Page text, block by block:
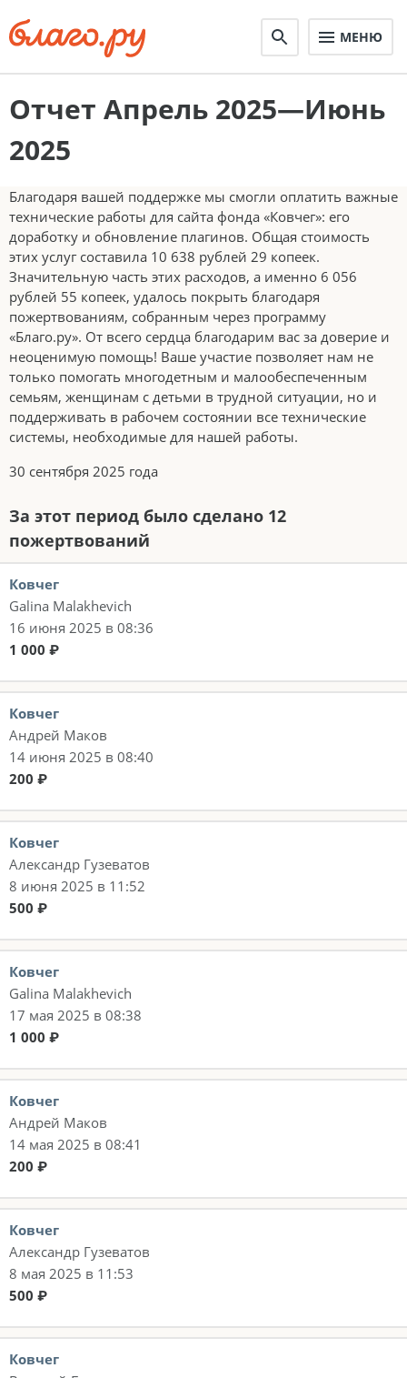
МЕНЮ
Отчет Апрель 2025—Июнь
2025
Благодаря вашей поддержке мы смогли оплатить важные
технические работы для сайта фонда «Ковчег»: его
доработку и обновление плагинов. Общая стоимость
этих услуг составила 10 638 рублей 29 копеек.
Значительную часть этих расходов, а именно 6 056
рублей 55 копеек, удалось покрыть благодаря
пожертвованиям, собранным через программу
«Благо.ру». От всего сердца благодарим вас за доверие и
неоценимую помощь! Ваше участие позволяет нам не
только помогать многодетным и малообеспеченным
семьям, женщинам с детьми в трудной ситуации, но и
поддерживать в рабочем состоянии все технические
системы, необходимые для нашей работы.
30 сентября 2025 года
За этот период было сделано 12
пожертвований
Ковчег
Galina Malakhevich
16 июня 2025 в 08:36
1 000 ₽
Ковчег
Андрей Маков
14 июня 2025 в 08:40
200 ₽
Ковчег
Александр Гузеватов
8 июня 2025 в 11:52
500 ₽
Ковчег
Galina Malakhevich
17 мая 2025 в 08:38
1 000 ₽
Ковчег
Андрей Маков
14 мая 2025 в 08:41
200 ₽
Ковчег
Александр Гузеватов
8 мая 2025 в 11:53
500 ₽
Ковчег